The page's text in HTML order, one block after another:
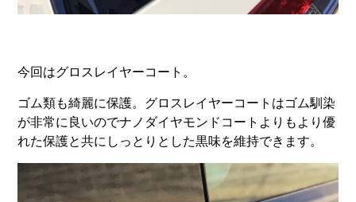
今回はグロスレイヤーコート。
ゴム類も綺麗に保護。グロスレイヤーコートはゴム馴染
が非常に良いのでナノダイヤモンドコートよりもより優
れた保護と共にしっとりとした黒味を維持できます。